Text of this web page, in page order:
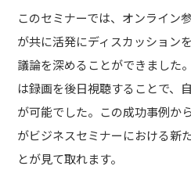
このセミナーでは、オンライン
が共に活発にディスカッション
議論を深めることができました
は録画を後日視聴することで、
が可能でした。この成功事例か
がビジネスセミナーにおける新
とが見て取れます。